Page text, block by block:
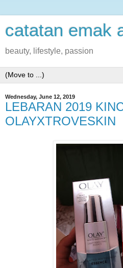
catatan emak
beauty, lifestyle, passion
Wednesday, June 12, 2019
LEBARAN 2019
OLAYXTROVESKIN